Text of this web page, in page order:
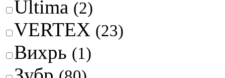
Ultima (2)
VERTEX (23)
Вихрь (1)